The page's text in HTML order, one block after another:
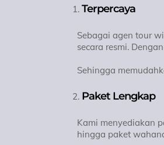
Terpercaya
Sebagai agen tour
secara resmi.
Sehingga
Paket Lengkap
Kami menyediakan
hingga paket